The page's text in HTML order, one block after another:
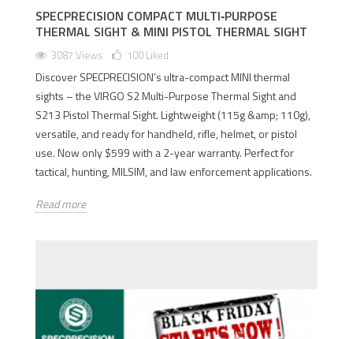
SPECPRECISION COMPACT MULTI‑PURPOSE
THERMAL SIGHT & MINI PISTOL THERMAL SIGHT
3087 Views 100 Liked
Discover SPECPRECISION’s ultra-compact MINI thermal
sights – the VIRGO S2 Multi-Purpose Thermal Sight and
S213 Pistol Thermal Sight. Lightweight (115g &amp; 110g),
versatile, and ready for handheld, rifle, helmet, or pistol
use. Now only $599 with a 2-year warranty. Perfect for
tactical, hunting, MILSIM, and law enforcement applications.
Read more